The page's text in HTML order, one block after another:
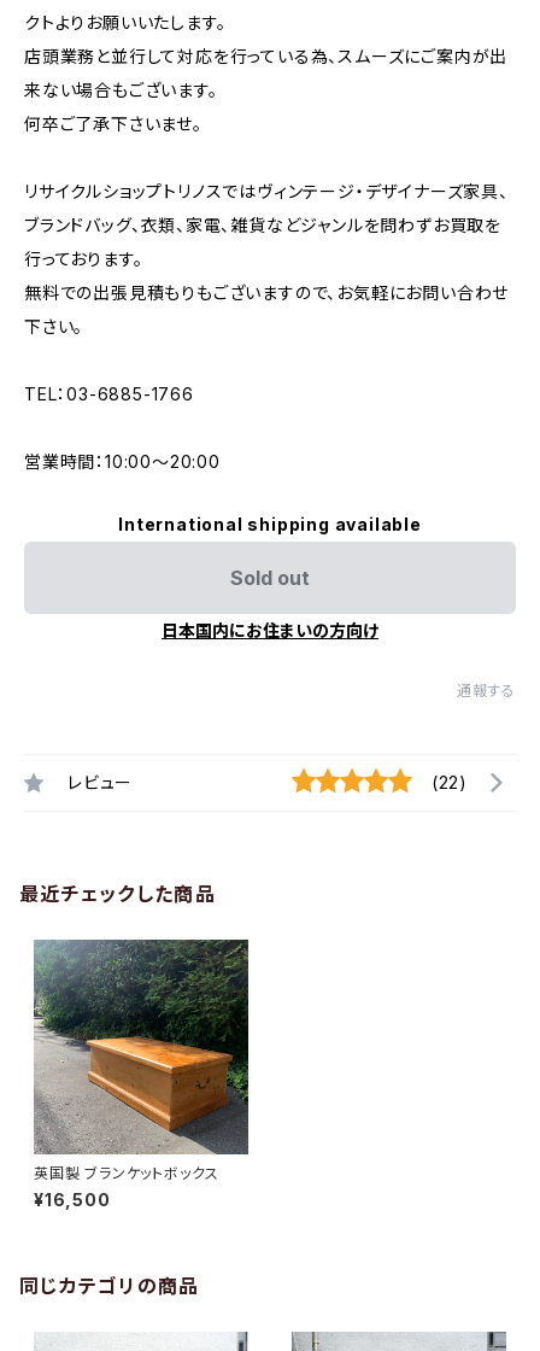
クトよりお願いいたします。
店頭業務と並行して対応を行っている為、スムーズにご案内が出
来ない場合もございます。
何卒ご了承下さいませ。
リサイクルショップトリノスではヴィンテージ・デザイナーズ家具、
ブランドバッグ、衣類、家電、雑貨などジャンルを問わずお買取を
行っております。
無料での出張見積もりもございますので、お気軽にお問い合わせ
下さい。
TEL：03-6885-1766
営業時間：10:00〜20:00
International shipping available
Sold out
日本国内にお住まいの方向け
通報する
レビュー (22)
最近チェックした商品
英国製 ブランケットボックス
¥16,500
同じカテゴリの商品